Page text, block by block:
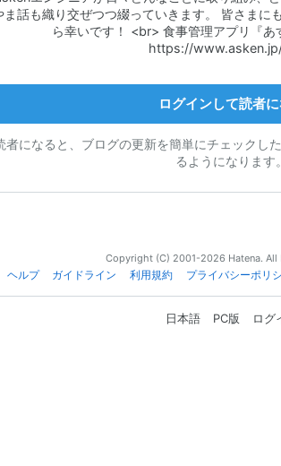
ま話も織り交ぜつつ綴っていきます。 皆さまに
ら幸いです！ <br> 食事管理アプリ『
https://
ログインして読者
者になると、ブログの更新を簡単にチェックし
るようになります。
Copyright (C) 2001-2026 Hatena. All
ヘルプ
ガイドライン 利用規約 プライバシーポリ
日本語 PC版 ログ